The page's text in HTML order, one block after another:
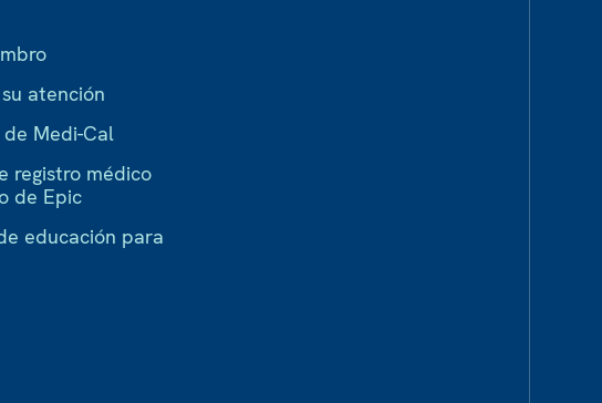
atención
Medi-Cal
registro médico
de Epic
educación para